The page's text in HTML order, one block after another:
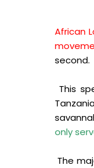
African
second.
This
only
The